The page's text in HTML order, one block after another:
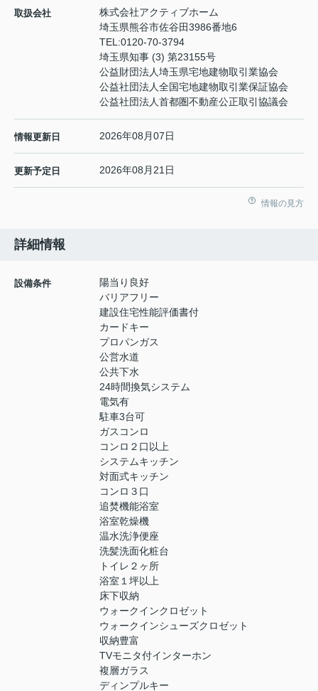
取扱会社
株式会社アクティブホーム
埼玉県熊谷市佐谷田3986番地6
TEL:0120-70-3794
埼玉県知事 (3) 第23155号
公益財団法人埼玉県宅地建物取引業協会
公益社団法人全国宅地建物取引業保証協会
公益社団法人首都圏不動産公正取引協議会
情報更新日 2026年08月07日
更新予定日 2026年08月21日
情報の見方
詳細情報
設備条件
陽当り良好
バリアフリー
建設住宅性能評価書付
カードキー
プロパンガス
公営水道
公共下水
24時間換気システム
電気有
駐車3台可
ガスコンロ
コンロ２口以上
システムキッチン
対面式キッチン
コンロ３口
追焚機能浴室
浴室乾燥機
温水洗浄便座
洗髪洗面化粧台
トイレ２ヶ所
浴室１坪以上
床下収納
ウォークインクロゼット
ウォークインシューズクロゼット
収納豊富
TVモニタ付インターホン
複層ガラス
ディンプルキー